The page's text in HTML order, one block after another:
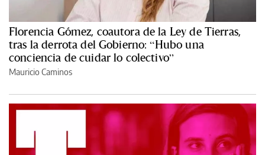
Florencia Gómez, coautora de la Ley de Tierras,
tras la derrota del Gobierno: “Hubo una
conciencia de cuidar lo colectivo”
Mauricio Caminos